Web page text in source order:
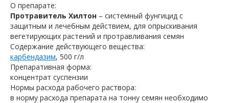
О препарате:
Протравитель Хилтон – системный фунгицид с
защитным и лечебным действием, для опрыскивания
вегетирующих растений и протравливания семян
Содержание действующего вещества:
карбендазим, 500 г/л
Препаративная форма:
концентрат суспензии
Нормы расхода рабочего раствора:
в норму расхода препарата на тонну семян необходимо